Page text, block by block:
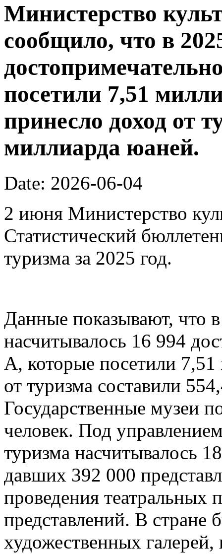
Министерство
сообщило, что в
посетили 7,51
принесло доход от
миллиарда юаней.
Date: 2026-06-04
2 июня Министерство
Статистический
туризма за 2025 год.
Данные показывают, что
насчитывалось 16 994
А, которые посетили
от туризма составили
Государственные музеи
человек. Под
туризма насчитывалось
давших 392 000
проведения театральных
представлений. В стране
художественных